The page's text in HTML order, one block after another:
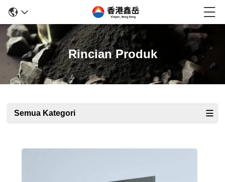
Rincian Produk
Semua Kategori